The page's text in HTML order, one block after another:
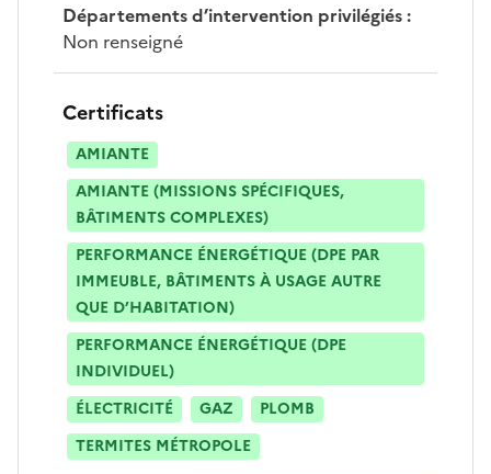
Départements d’intervention privilégiés:
Non renseigné
Certificats
AMIANTE
AMIANTE (MISSIONS SPÉCIFIQUES,
BÂTIMENTS COMPLEXES)
PERFORMANCE ÉNERGÉTIQUE (DPE PAR
IMMEUBLE, BÂTIMENTS À USAGE AUTRE
QUE D’HABITATION)
PERFORMANCE ÉNERGÉTIQUE (DPE
INDIVIDUEL)
ÉLECTRICITÉ
GAZ
PLOMB
TERMITES MÉTROPOLE